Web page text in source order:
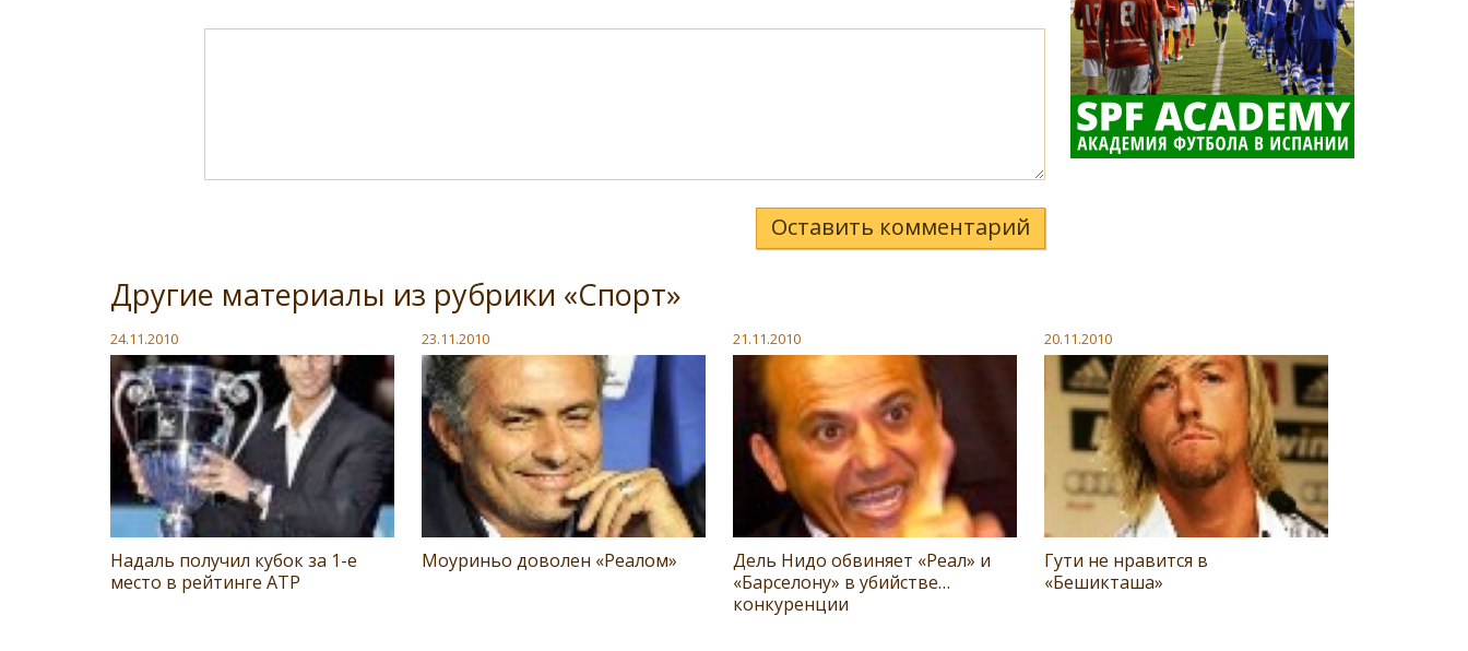
Оставить комментарий
Другие материалы из рубрики «Спорт»
24.11.2010
Надаль получил кубок за 1-е
место в рейтинге АТР
23.11.2010
Моуриньо доволен «Реалом»
21.11.2010
Дель Нидо обвиняет «Реал» и
«Барселону» в убийстве…
конкуренции
20.11.2010
Гути не нравится в
«Бешикташа»